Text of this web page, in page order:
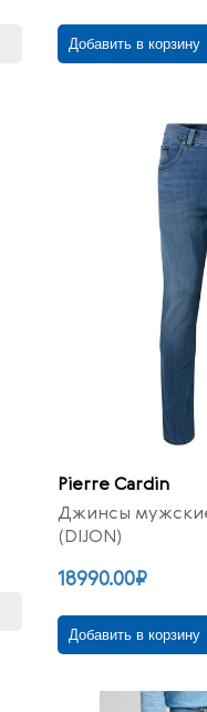
Добавить в корзину
Pierre Cardin
Джинсы
(DIJON)
18990.00₽
Добавить в корзину